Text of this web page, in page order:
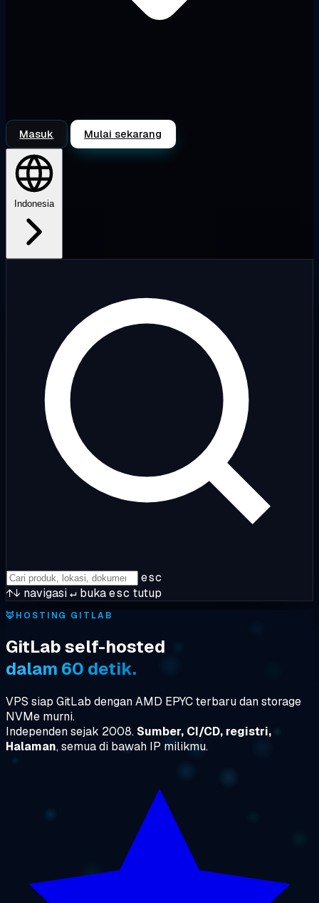
Masuk Mulai sekarang
Indonesia
esc
↑↓ navigasi↵ bukaesc tutup
🦊 HOSTING GITLAB
GitLab self-hosted
dalam 60 detik.
VPS siap GitLab dengan AMD EPYC terbaru dan storage
NVMe murni.
Independen sejak 2008. Sumber, CI/CD, registri,
Halaman, semua di bawah IP milikmu.